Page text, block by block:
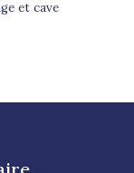
et cave